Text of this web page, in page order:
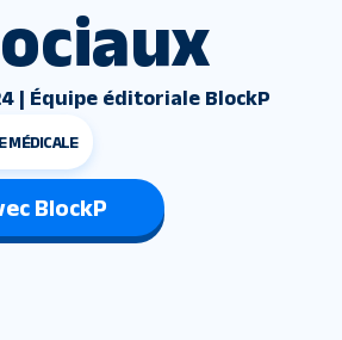
| Équipe éditoriale BlockP
MÉDICALE
BlockP